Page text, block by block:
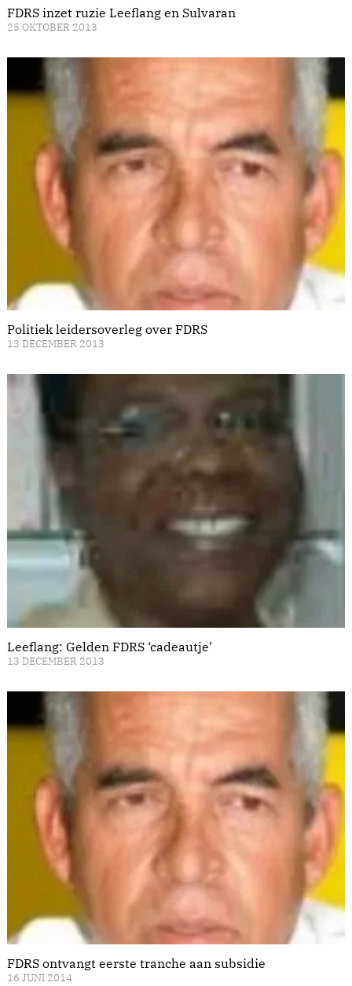
FDRS inzet ruzie Leeflang en Sulvaran
25 OKTOBER 2013
Politiek leidersoverleg over FDRS
13 DECEMBER 2013
Leeflang: Gelden FDRS ‘cadeautje’
13 DECEMBER 2013
FDRS ontvangt eerste tranche aan subsidie
16 JUNI 2014